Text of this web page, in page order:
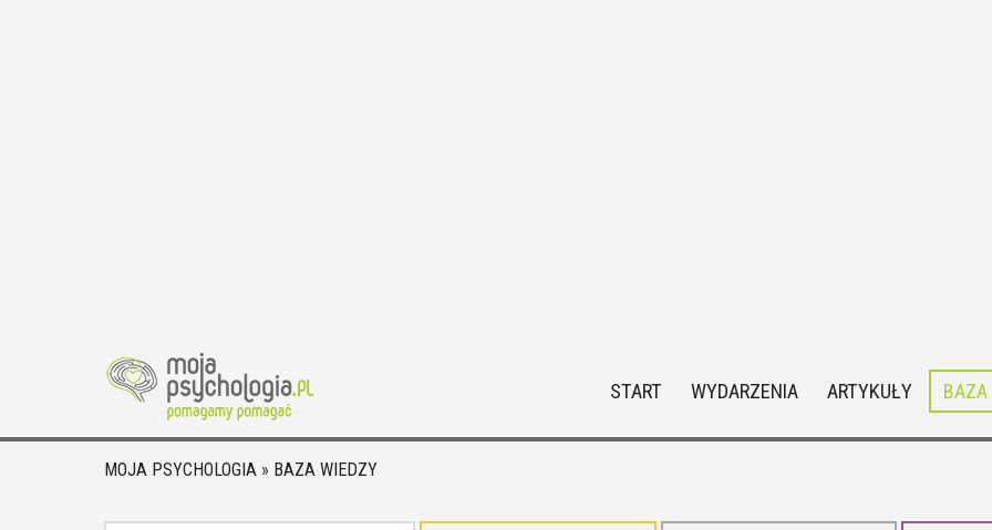
START WYDARZENIA ARTYKUŁY BAZA
MOJA PSYCHOLOGIA » BAZA WIEDZY